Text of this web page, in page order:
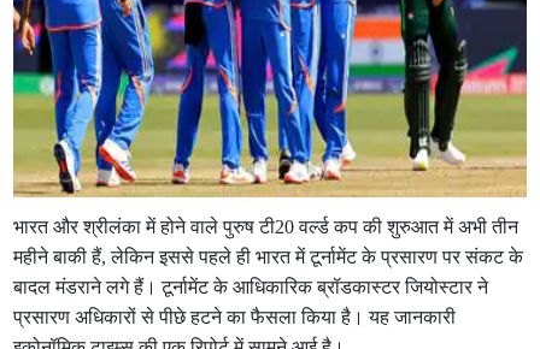
भारत और श्रीलंका में होने वाले पुरुष टी20 वर्ल्ड कप की शुरुआत में अभी तीन
महीने बाकी हैं, लेकिन इससे पहले ही भारत में टूर्नामेंट के प्रसारण पर संकट के
बादल मंडराने लगे हैं। टूर्नामेंट के आधिकारिक ब्रॉडकास्टर जियोस्टार ने
प्रसारण अधिकारों से पीछे हटने का फैसला किया है। यह जानकारी